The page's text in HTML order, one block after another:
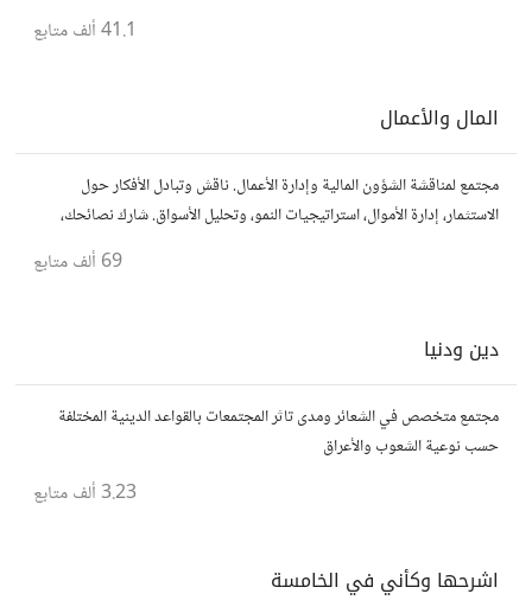
41.1 ألف متابع
المال والأعمال
مجتمع لمناقشة الشؤون المالية وإدارة الأعمال. ناقش وتبادل الأفكار حول
الاستثمار، إدارة الأموال، استراتيجيات النمو، وتحليل الأسواق. شارك نصائحك،
69 ألف متابع
دين ودنيا
مجتمع متخصص في الشعائر ومدى تاثر المجتمعات بالقواعد الدينية المختلفة
حسب نوعية الشعوب والأعراق
3.23 ألف متابع
اشرحها وكأني في الخامسة